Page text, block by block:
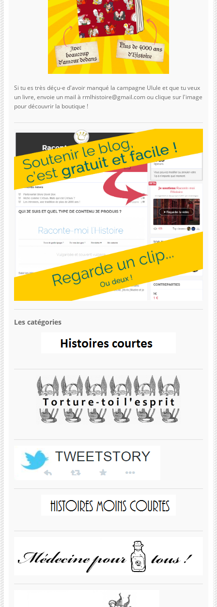
Si tu es très déçu-e d'avoir manqué la campagne Ulule et que tu veux
un livre, envoie un mail à rmlhistoire@gmail.com ou clique sur l'image
pour découvrir la boutique !
Les catégories